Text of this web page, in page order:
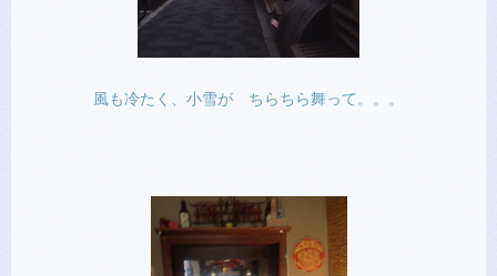
風も冷たく、小雪が ちらちら舞って。。。